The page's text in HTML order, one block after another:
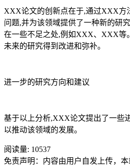
XXX论文的创新点在于,通过XXX方
问题,并为该领域提供了一种新的研
在一些不足之处,例如XXX、XXX等
未来的研究得到改进和弥补。
进一步的研究方向和建议
基于以上分析,XXX论文提出了一些
以推动该领域的发展。
阅读量: 10537
免责声明：内容由用户自发上传，